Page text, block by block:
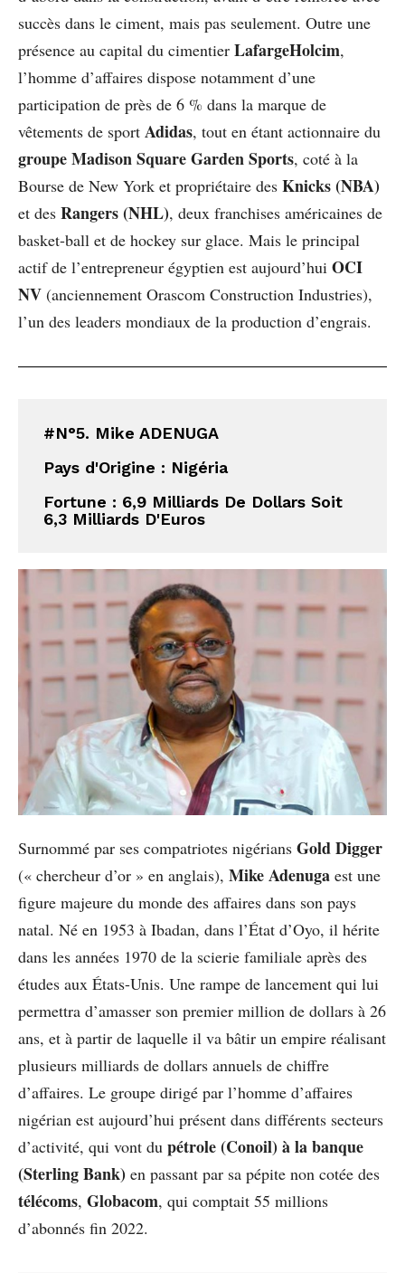
succès dans le ciment, mais pas seulement. Outre une
présence au capital du cimentier LafargeHolcim,
l’homme d’affaires dispose notamment d’une
participation de près de 6 % dans la marque de
vêtements de sport Adidas, tout en étant actionnaire du
groupe Madison Square Garden Sports, coté à la
Bourse de New York et propriétaire des Knicks (NBA)
et des Rangers (NHL), deux franchises américaines de
basket-ball et de hockey sur glace. Mais le principal
actif de l’entrepreneur égyptien est aujourd’hui OCI
NV (anciennement Orascom Construction Industries),
l’un des leaders mondiaux de la production d’engrais.
#N°5. Mike ADENUGA
Pays d'Origine : Nigéria
Fortune : 6,9 Milliards De Dollars Soit
6,3 Milliards D'Euros
Surnommé par ses compatriotes nigérians Gold Digger
(« chercheur d’or » en anglais), Mike Adenuga est une
figure majeure du monde des affaires dans son pays
natal. Né en 1953 à Ibadan, dans l’État d’Oyo, il hérite
dans les années 1970 de la scierie familiale après des
études aux États-Unis. Une rampe de lancement qui lui
permettra d’amasser son premier million de dollars à 26
ans, et à partir de laquelle il va bâtir un empire réalisant
plusieurs milliards de dollars annuels de chiffre
d’affaires. Le groupe dirigé par l’homme d’affaires
nigérian est aujourd’hui présent dans différents secteurs
d’activité, qui vont du pétrole (Conoil) à la banque
(Sterling Bank) en passant par sa pépite non cotée des
télécoms, Globacom, qui comptait 55 millions
d’abonnés fin 2022.